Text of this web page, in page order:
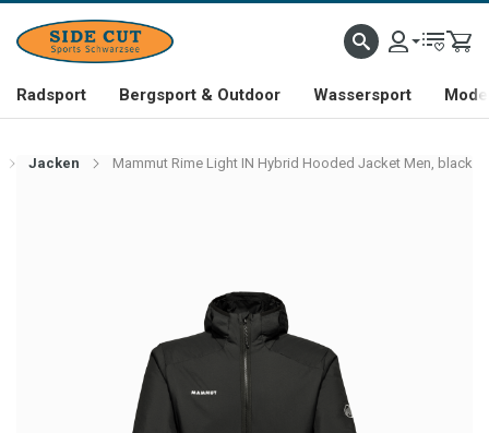
Radsport Bergsport & Outdoor Wassersport
Jacken Mammut Rime Light IN Hybrid Hooded Jacket Men, black